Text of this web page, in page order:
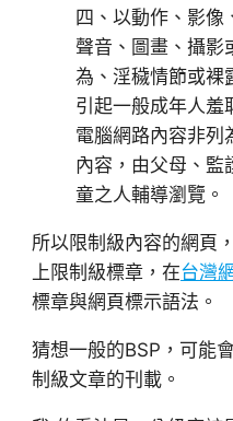
四、以動作、影像
聲音、圖畫、攝影
為、淫穢情節或裸
引起一般成年人羞
電腦網路內容非列
內容，由父母、監
童之人輔導瀏覽。
所以限制級內容的網頁
上限制級標章，在台灣
標章與網頁標示語法。
猜想一般的BSP，可能
制級文章的刊載。